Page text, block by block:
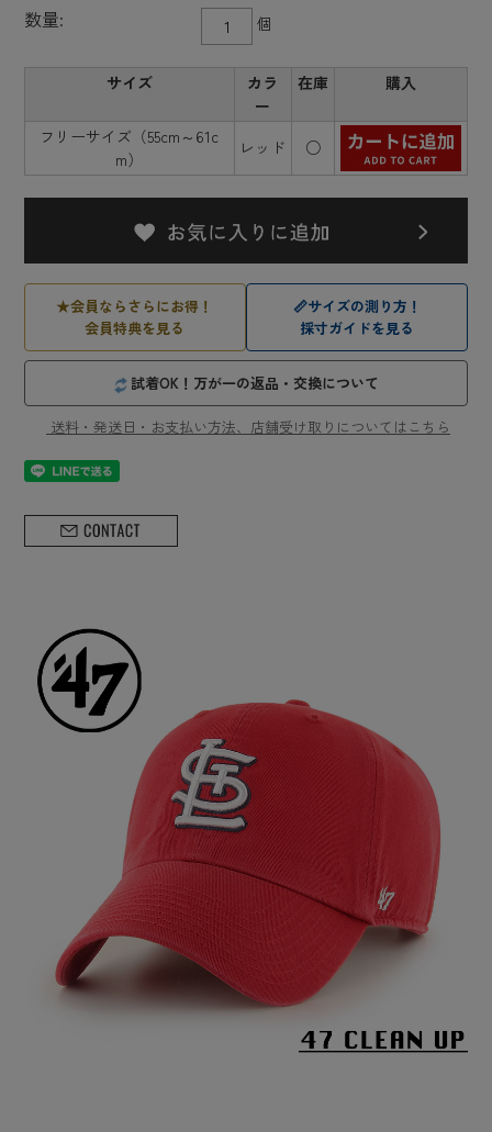
数量: 個
サイズ
カラ
ー
在庫 購入
フリーサイズ（55cm～61c
m）
レッド ○
★会員ならさらにお得！
会員特典を見る
📏サイズの測り方！
採寸ガイドを見る
試着OK！万が一の返品・交換について
送料・発送日・お支払い方法、店舗受け取りについてはこちら